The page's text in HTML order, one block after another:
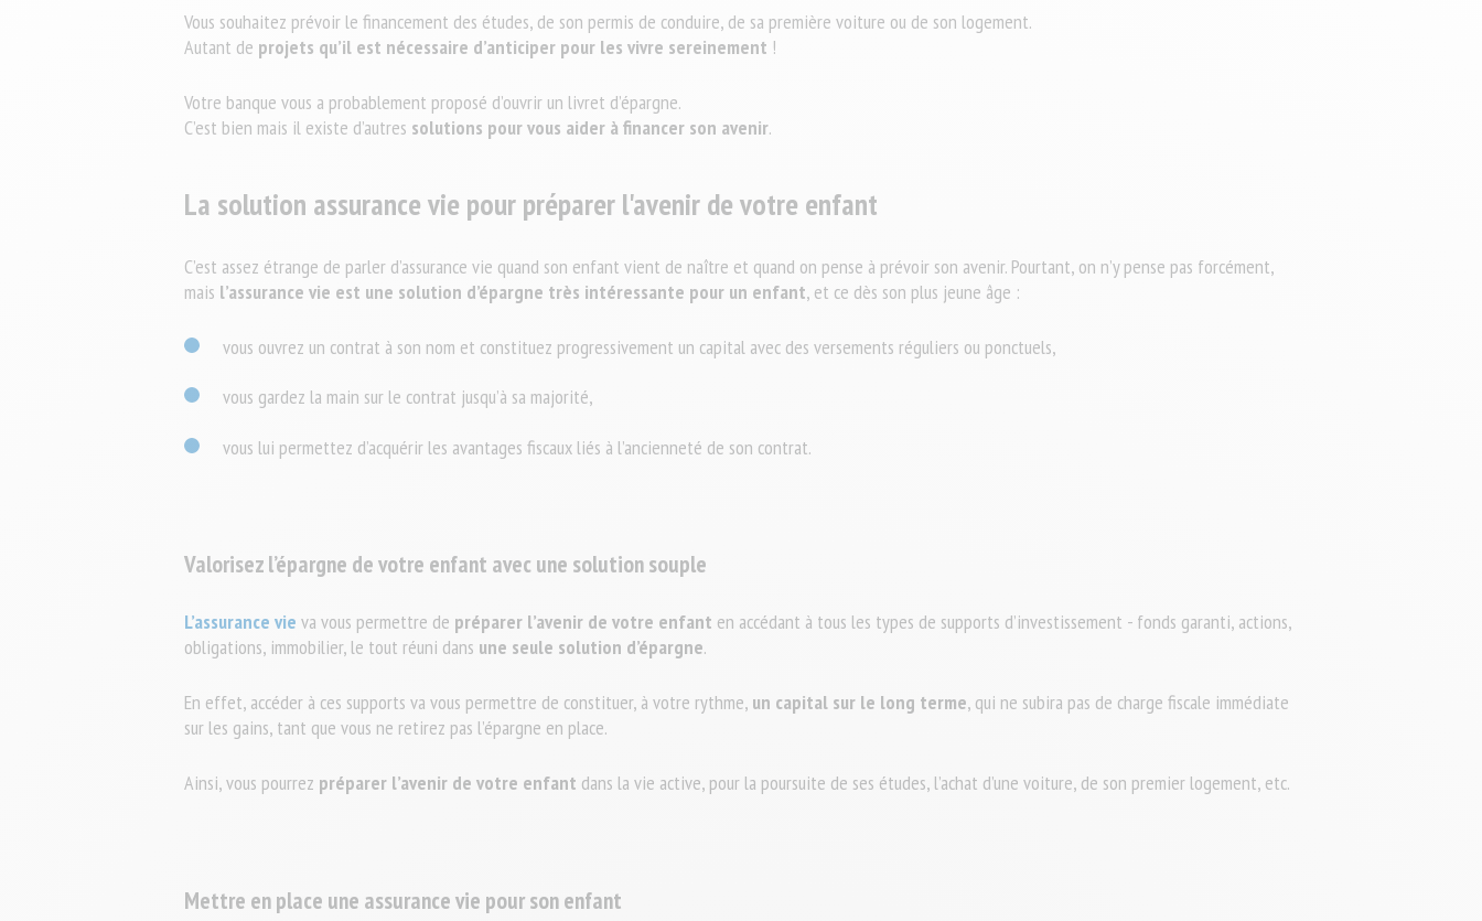
Complémentaire santé solidaire
Guides pratiques : dentaire, optique et
Prévoir sereinement vos obsèques
patrimoine
Combattant d'hier et d'aujourd'hui
Conseillère Sociale
Vous souhaitez prévoir le financement des études, de son permis de conduire, de sa première voiture ou de son logement.
Autant de projets qu’il est nécessaire d’anticiper pour les vivre sereinement !
Votre banque vous a probablement proposé d’ouvrir un livret d’épargne.
C’est bien mais il existe d’autres solutions pour vous aider à financer son avenir.
La solution assurance vie pour préparer l'avenir de votre enfant
C’est assez étrange de parler d’assurance vie quand son enfant vient de naître et quand on pense à prévoir son avenir. Pourtant, on n’y pense pas forcément,
mais l’assurance vie est une solution d’épargne très intéressante pour un enfant, et ce dès son plus jeune âge :
vous ouvrez un contrat à son nom et constituez progressivement un capital avec des versements réguliers ou ponctuels,
vous gardez la main sur le contrat jusqu’à sa majorité,
vous lui permettez d’acquérir les avantages fiscaux liés à l’ancienneté de son contrat.
Valorisez l’épargne de votre enfant avec une solution souple
L’assurance vie va vous permettre de préparer l’avenir de votre enfant en accédant à tous les types de supports d’investissement - fonds garanti, actions,
obligations, immobilier, le tout réuni dans une seule solution d’épargne.
En effet, accéder à ces supports va vous permettre de constituer, à votre rythme, un capital sur le long terme, qui ne subira pas de charge fiscale immédiate
sur les gains, tant que vous ne retirez pas l’épargne en place.
Ainsi, vous pourrez préparer l’avenir de votre enfant dans la vie active, pour la poursuite de ses études, l’achat d’une voiture, de son premier logement, etc.
Mettre en place une assurance vie pour son enfant